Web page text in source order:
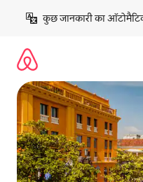
छोड़कर
कॉन्टेंट
कुछ जानकारी का